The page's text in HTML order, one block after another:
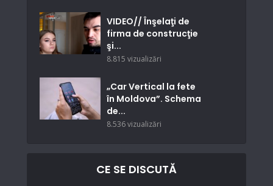
VIDEO// Înşelaţi de
firma de construcţie
şi...
8.815 vizualizări
„Car Vertical la fete
în Moldova”. Schema
de...
8.536 vizualizări
CE SE DISCUTĂ